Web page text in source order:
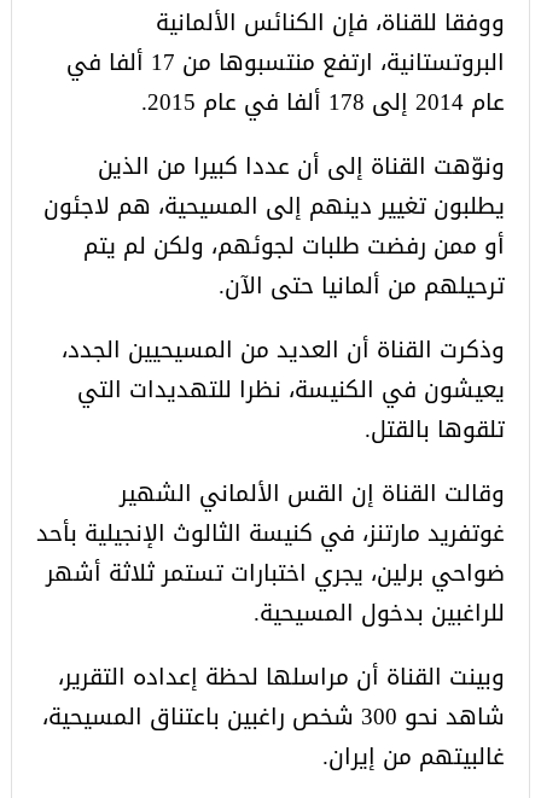
ووفقا للقناة، فإن الكنائس الألمانية
البروتستانية، ارتفع منتسبوها من 17 ألفا في
عام 2014 إلى 178 ألفا في عام 2015.
ونوّهت القناة إلى أن عددا كبيرا من الذين
يطلبون تغيير دينهم إلى المسيحية، هم لاجئون
أو ممن رفضت طلبات لجوئهم، ولكن لم يتم
ترحيلهم من ألمانيا حتى الآن.
وذكرت القناة أن العديد من المسيحيين الجدد،
يعيشون في الكنيسة، نظرا للتهديدات التي
تلقوها بالقتل.
وقالت القناة إن القس الألماني الشهير
غوتفريد مارتنز، في كنيسة الثالوث الإنجيلية بأحد
ضواحي برلين، يجري اختبارات تستمر ثلاثة أشهر
للراغبين بدخول المسيحية.
وبينت القناة أن مراسلها لحظة إعداده التقرير،
شاهد نحو 300 شخص راغبين باعتناق المسيحية،
غالبيتهم من إيران.